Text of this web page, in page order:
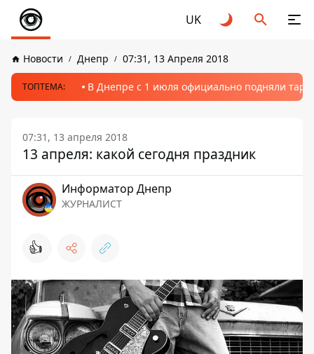
UK
Новости Днепр 07:31, 13 Апреля 2018
ТОПТЕМА: В Днепре с 1 июля официально подняли
07:31, 13 апреля 2018
13 апреля: какой сегодня праздник
Информатор Днепр
ЖУРНАЛИСТ
👍